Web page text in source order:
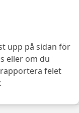
upp på sidan för
eller om du
felet